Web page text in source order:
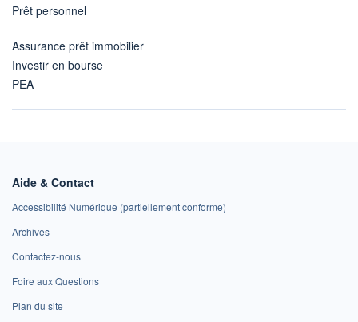
Prêt personnel
Assurance prêt immobilier
Investir en bourse
PEA
Aide & Contact
Accessibilité Numérique (partiellement conforme)
Archives
Contactez-nous
Foire aux Questions
Plan du site